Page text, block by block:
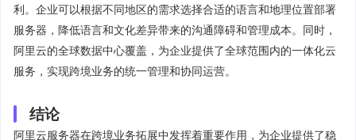
利。企业可以根据不同地区的需求选择合适的语言和地理位置部署
服务器，降低语言和文化差异带来的沟通障碍和管理成本。同时，
阿里云的全球数据中心覆盖，为企业提供了全球范围内的一体化云
服务，实现跨境业务的统一管理和协同运营。
结论
阿里云服务器在跨境业务拓展中发挥着重要作用，为企业提供了稳